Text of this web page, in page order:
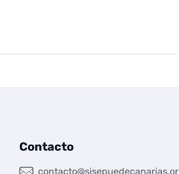
Contacto
contacto@sisepuedecanarias.or